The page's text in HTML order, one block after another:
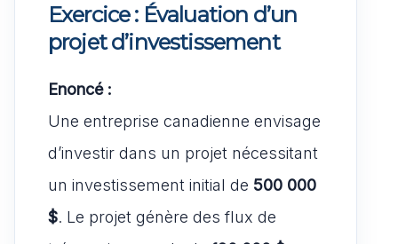
Exercice : Évaluation d’un
projet d’investissement
Enoncé :
Une entreprise canadienne envisage
d’investir dans un projet nécessitant
un investissement initial de 500 000
$. Le projet génère des flux de